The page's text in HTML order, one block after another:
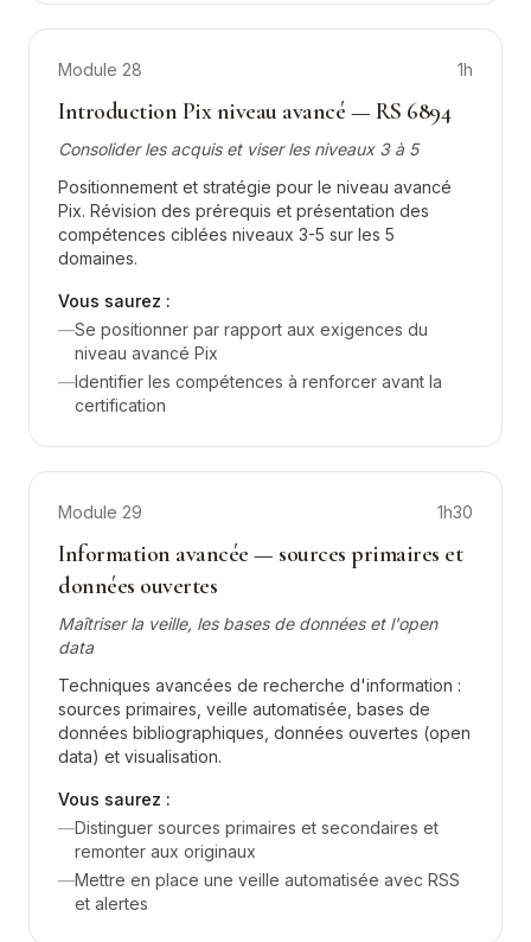
Module 28 1h
Introduction Pix niveau avancé — RS 6894
Consolider les acquis et viser les niveaux 3 à 5
Positionnement et stratégie pour le niveau avancé
Pix. Révision des prérequis et présentation des
compétences ciblées niveaux 3-5 sur les 5
domaines.
Vous saurez :
—Se positionner par rapport aux exigences du
niveau avancé Pix
—Identifier les compétences à renforcer avant la
certification
Module 29 1h30
Information avancée — sources primaires et
données ouvertes
Maîtriser la veille, les bases de données et l'open
data
Techniques avancées de recherche d'information :
sources primaires, veille automatisée, bases de
données bibliographiques, données ouvertes (open
data) et visualisation.
Vous saurez :
—Distinguer sources primaires et secondaires et
remonter aux originaux
—Mettre en place une veille automatisée avec RSS
et alertes